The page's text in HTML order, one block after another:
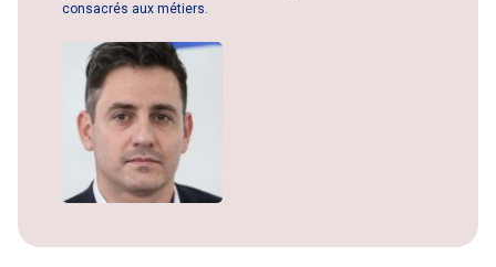
consacrés aux métiers.